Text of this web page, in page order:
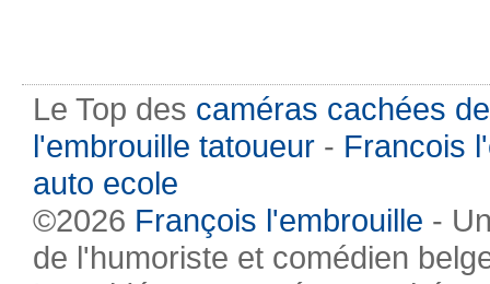
Le Top des caméras cachées
l'embrouille tatoueur - Francois
auto ecole
©2026 François l'embrouille -
de l'humoriste et comédien